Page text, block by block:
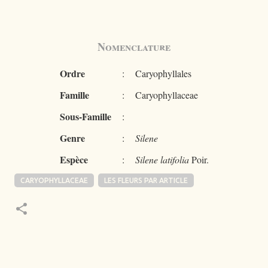
Nomenclature
Ordre : Caryophyllales
Famille : Caryophyllaceae
Sous-Famille :
Genre : Silene
Espèce : Silene latifoliaPoir.
CARYOPHYLLACEAE LES FLEURS PAR ARTICLE